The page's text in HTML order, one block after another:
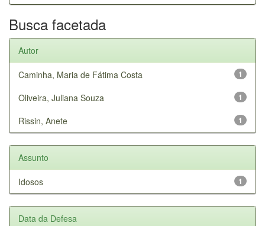
Busca facetada
Autor
1
Caminha, Maria de Fátima Costa
1
Oliveira, Juliana Souza
1
Rissin, Anete
Assunto
1
Idosos
Data da Defesa